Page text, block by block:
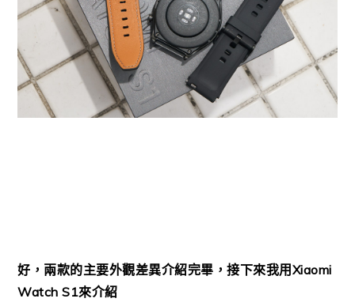
好，兩款的主要外觀差異介紹完畢，接下來我用Xiaomi
Watch S1來介紹